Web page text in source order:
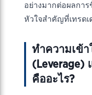
อย่างมากต่อผลการ
หัวใจสำคัญที่เทรด
ทำความเข้า
(Leverage)
คืออะไร?